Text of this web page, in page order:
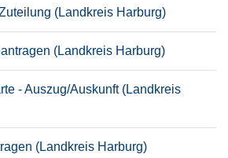
(Landkreis Harburg)
(Landkreis Harburg)
- Auszug/Auskunft (Landkreis
(Landkreis Harburg)